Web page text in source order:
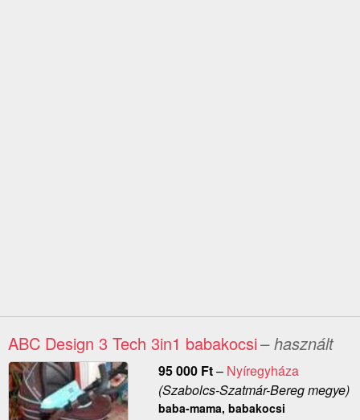
ABC Design 3 Tech 3in1 babakocsi– használt
95 000 Ft– Nyíregyháza
(Szabolcs-Szatmár-Bereg megye)
baba-mama, babakocsi